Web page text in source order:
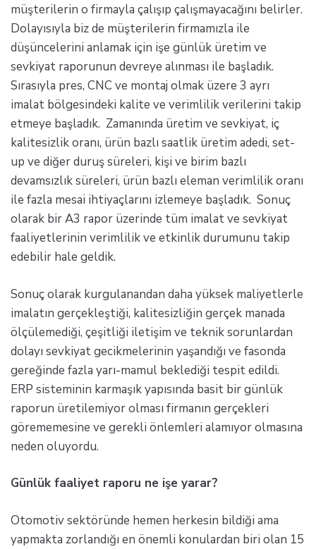
müşterilerin o firmayla çalışıp çalışmayacağını belirler.
Dolayısıyla biz de müşterilerin firmamızla ile
düşüncelerini anlamak için işe günlük üretim ve
sevkiyat raporunun devreye alınması ile başladık.
Sırasıyla pres, CNC ve montaj olmak üzere 3 ayrı
imalat bölgesindeki kalite ve verimlilik verilerini takip
etmeye başladık. Zamanında üretim ve sevkiyat, iç
kalitesizlik oranı, ürün bazlı saatlik üretim adedi, set-
up ve diğer duruş süreleri, kişi ve birim bazlı
devamsızlık süreleri, ürün bazlı eleman verimlilik oranı
ile fazla mesai ihtiyaçlarını izlemeye başladık. Sonuç
olarak bir A3 rapor üzerinde tüm imalat ve sevkiyat
faaliyetlerinin verimlilik ve etkinlik durumunu takip
edebilir hale geldik.
Sonuç olarak kurgulanandan daha yüksek maliyetlerle
imalatın gerçekleştiği, kalitesizliğin gerçek manada
ölçülemediği, çeşitliği iletişim ve teknik sorunlardan
dolayı sevkiyat gecikmelerinin yaşandığı ve fasonda
gereğinde fazla yarı-mamul beklediği tespit edildi.
ERP sisteminin karmaşık yapısında basit bir günlük
raporun üretilemiyor olması firmanın gerçekleri
görememesine ve gerekli önlemleri alamıyor olmasına
neden oluyordu.
Günlük faaliyet raporu ne işe yarar?
Otomotiv sektöründe hemen herkesin bildiği ama
yapmakta zorlandığı en önemli konulardan biri olan 15